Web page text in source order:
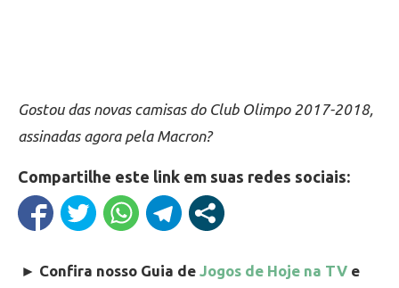
Gostou das novas camisas do Club Olimpo 2017-2018,
assinadas agora pela Macron?
Compartilhe este link em suas redes sociais:
► Confira nosso Guia de Jogos de Hoje na TV e